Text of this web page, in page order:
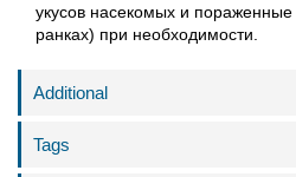
укусов насекомых и пораженные
ранках) при необходимости.
Additional
Tags